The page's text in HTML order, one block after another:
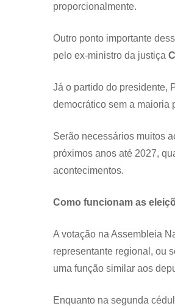
proporcionalmente.
Outro ponto importante
pelo ex-ministro da justiça
Já o partido do presidente,
democrático sem a maioria
Serão necessários muitos
próximos anos até 2027,
acontecimentos.
Como funcionam as
A votação na Assembleia
representante regional, ou
uma função similar aos
Enquanto na segunda